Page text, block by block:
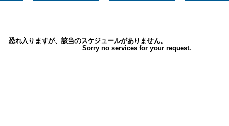
恐れ入りますが、該当のスケジュールがありません。
Sorry no services for your request.